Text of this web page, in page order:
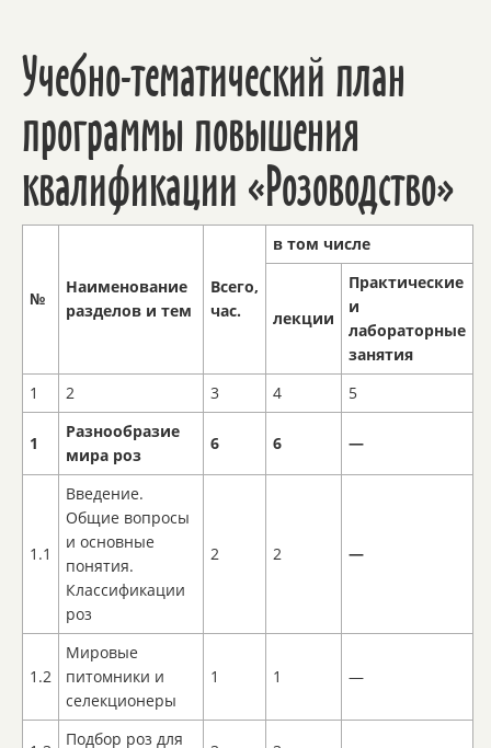
Учебно-тематический план
программы повышения
квалификации «Розоводство»
№
Наименование
разделов и тем
Всего,
час.
в том числе
лекции
Практические
и
лабораторные
занятия
1
2 3 4 5
1
Разнообразие
мира роз
6 6 —
1.1
Введение.
Общие вопросы
и основные
понятия.
Классификации
роз
2 2 —
1.2
Мировые
питомники и
селекционеры
1 1 —
Подбор роз для